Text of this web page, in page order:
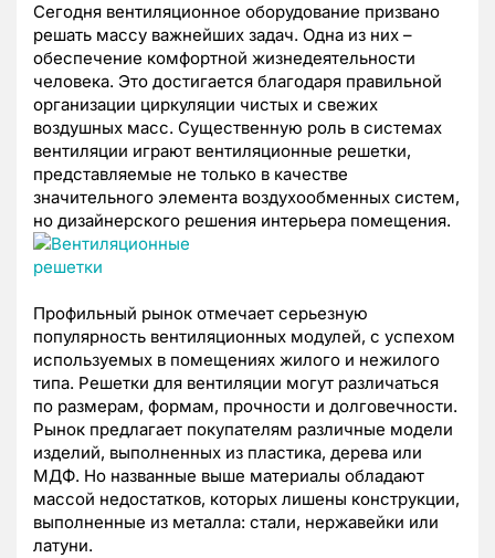
Сегодня вентиляционное оборудование призвано
решать массу важнейших задач. Одна из них –
обеспечение комфортной жизнедеятельности
человека. Это достигается благодаря правильной
организации циркуляции чистых и свежих
воздушных масс. Существенную роль в системах
вентиляции играют вентиляционные решетки,
представляемые не только в качестве
значительного элемента воздухообменных систем,
но дизайнерского решения интерьера помещения.
Профильный рынок отмечает серьезную
популярность вентиляционных модулей, с успехом
используемых в помещениях жилого и нежилого
типа. Решетки для вентиляции могут различаться
по размерам, формам, прочности и долговечности.
Рынок предлагает покупателям различные модели
изделий, выполненных из пластика, дерева или
МДФ. Но названные выше материалы обладают
массой недостатков, которых лишены конструкции,
выполненные из металла: стали, нержавейки или
латуни.